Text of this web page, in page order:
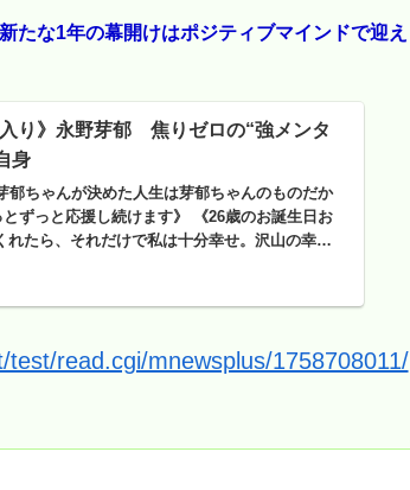
たな1年の幕開けはポジティブマインドで迎え
入り》永野芽郁 焦りゼロの“強メンタ
身
郁ちゃんが決めた人生は芽郁ちゃんのものだか
ずっと応援し続けます》 《26歳のお誕生日お
たら、それだけで私は十分幸せ。沢山の幸せ
read.cgi/mnewsplus/1758708011/